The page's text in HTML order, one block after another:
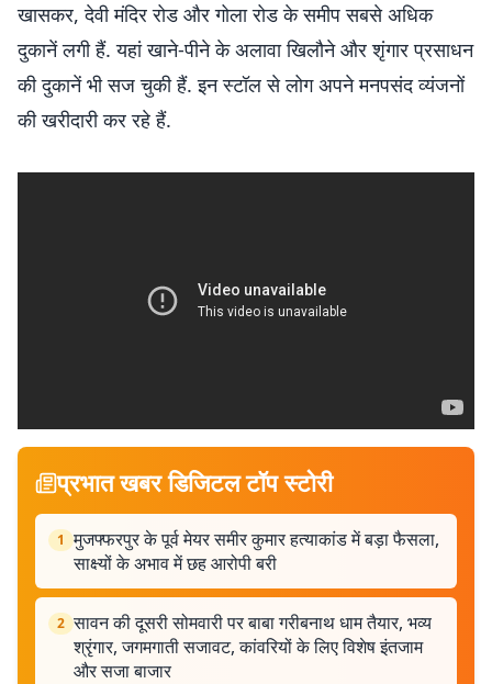
खासकर, देवी मंदिर रोड और गोला रोड के समीप सबसे अधिक
दुकानें लगी हैं. यहां खाने-पीने के अलावा खिलौने और शृंगार प्रसाधन
की दुकानें भी सज चुकी हैं. इन स्टॉल से लोग अपने मनपसंद व्यंजनों
की खरीदारी कर रहे हैं.
प्रभात खबर डिजिटल टॉप स्टोरी
1 मुजफ्फरपुर के पूर्व मेयर समीर कुमार हत्याकांड में बड़ा फैसला,
साक्ष्यों के अभाव में छह आरोपी बरी
2 सावन की दूसरी सोमवारी पर बाबा गरीबनाथ धाम तैयार, भव्य
श्रृंगार, जगमगाती सजावट, कांवरियों के लिए विशेष इंतजाम
और सजा बाजार